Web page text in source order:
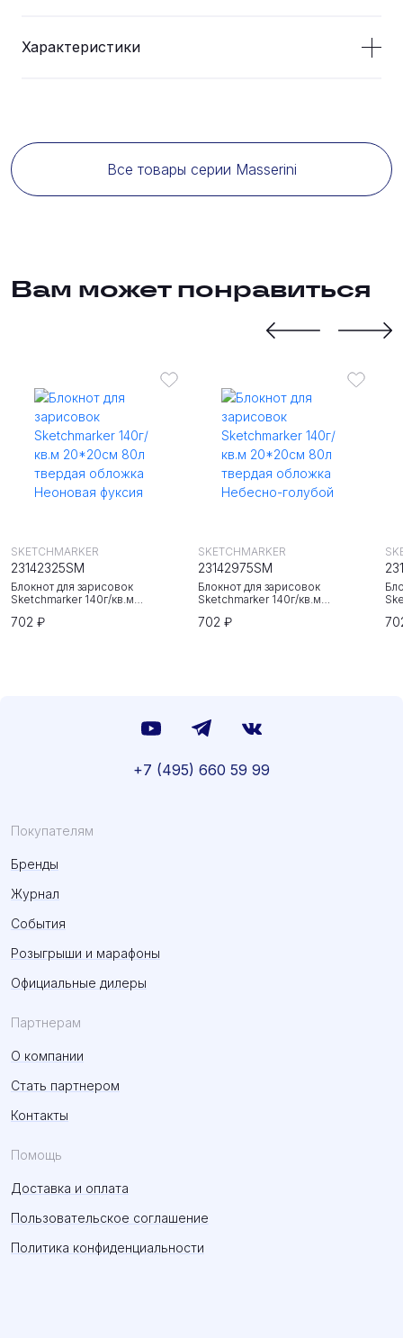
Характеристики
Все товары серии Masserini
Вам может понравиться
702 ₽
Блокнот для зарисовок
Sketchmarker 140г/кв.м
Неоновая фуксия
SKETCHMARKER
23142325SM
702 ₽
Блокнот для зарисовок
Sketchmarker 140г/кв.м
Небесно-голубой
SKETCHMARKER
23142975SM
Покупателям
Бренды
Журнал
События
Розыгрыши и марафоны
Официальные дилеры
Партнерам
О компании
Стать партнером
Контакты
Помощь
Доставка и оплата
Пользовательское соглашение
Политика конфиденциальности
+7 (495) 660 59 99